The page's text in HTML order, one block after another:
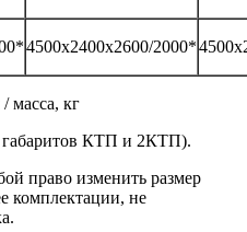
4500х2400х2600/2000*
масса, кг
КТП и 2КТП).
право изменить размер
комплектации, не